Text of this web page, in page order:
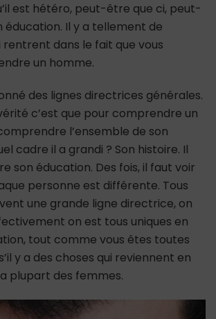
est hétéro, peut-être que ci, peut-
éducation. Il y a tellement de
dans le fait que vous
un homme.
des lignes directrices générales.
c’est que pour comprendre un
l’ensemble de son
cadre il a grandi ? Son histoire. Il
son éducation. Des fois, il faut voir
personne est différente. Tous
une grande ligne directrice, on
on est tous uniques en
tout comme vous êtes toutes
y a des choses qui reviennent en
plupart des femmes.